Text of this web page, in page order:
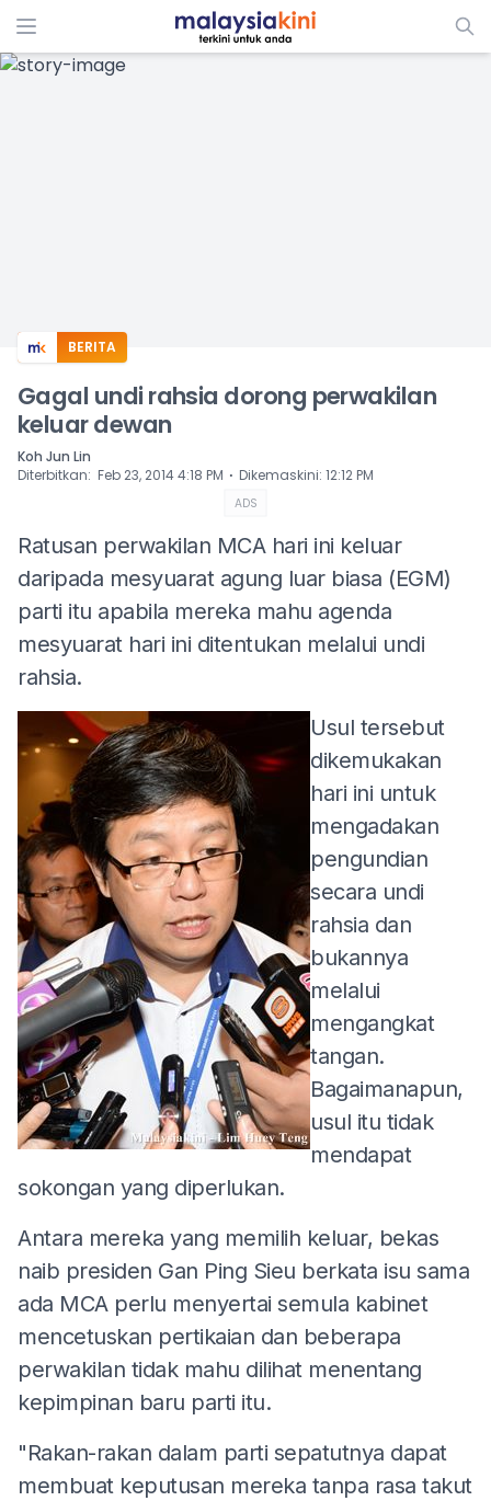
ADS
BERITA
Gagal undi rahsia dorong perwakilan
keluar dewan
Koh Jun Lin
Diterbitkan: Feb 23, 2014 4:18 PM ⋅ Dikemaskini: 12:12 PM
ADS
Ratusan perwakilan MCA hari ini keluar
daripada mesyuarat agung luar biasa (EGM)
parti itu apabila mereka mahu agenda
mesyuarat hari ini ditentukan melalui undi
rahsia.
Usul tersebut
dikemukakan
hari ini untuk
mengadakan
pengundian
secara undi
rahsia dan
bukannya
melalui
mengangkat
tangan.
Bagaimanapun,
usul itu tidak
mendapat
sokongan yang diperlukan.
Antara mereka yang memilih keluar, bekas
naib presiden Gan Ping Sieu berkata isu sama
ada MCA perlu menyertai semula kabinet
mencetuskan pertikaian dan beberapa
perwakilan tidak mahu dilihat menentang
kepimpinan baru parti itu.
"Rakan-rakan dalam parti sepatutnya dapat
membuat keputusan mereka tanpa rasa takut